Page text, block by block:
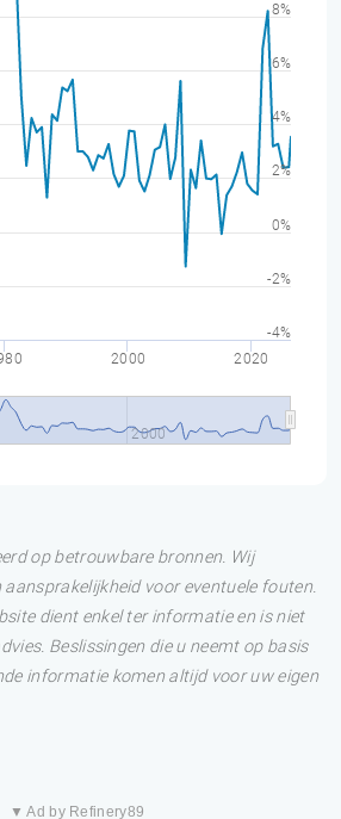
2000 2020
2000
-4%
-2%
0%
2%
4%
6%
8%
op betrouwbare bronnen. Wij
aansprakelijkheid voor eventuele fouten.
dient enkel ter informatie en is niet
Beslissingen die u neemt op basis
informatie komen altijd voor uw eigen
▼ Ad by Refinery89